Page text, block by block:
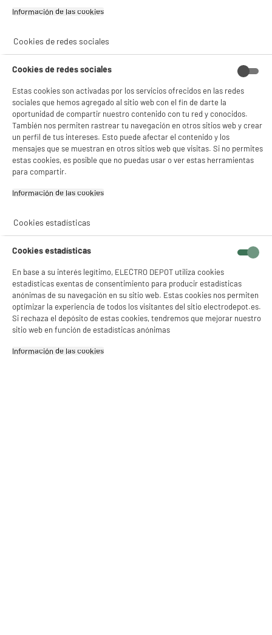
10 h
La autonomía es de 10 h, suficiente
para disfrutar de la música toda la
noche.
120 vatios
La potencia máxima es de 120
vatios.
USB-C
Conexión inalámbrica
sin cables.
TWS
Información de las cookies‎
Cookies de redes sociales
Cookies de redes sociales
Estas cookies son activadas por los servicios ofrecidos en las redes
sociales que hemos agregado al sitio web con el fin de darte la
oportunidad de compartir nuestro contenido con tu red y conocidos.
También nos permiten rastrear tu navegación en otros sitios web y crear
un perfil de tus intereses. Esto puede afectar el contenido y los
mensajes que se muestran en otros sitios web que visitas. Si no permites
estas cookies, es posible que no puedas usar o ver estas herramientas
para compartir.
Información de las cookies‎
Cookies estadísticas
Cookies estadísticas
En base a su interés legítimo, ELECTRO DEPOT utiliza cookies
estadísticas exentas de consentimiento para producir estadísticas
anónimas de su navegación en su sitio web. Estas cookies nos permiten
optimizar la experiencia de todos los visitantes del sitio electrodepot.es.
Si rechaza el depósito de estas cookies, tendremos que mejorar nuestro
sitio web en función de estadísticas anónimas
Información de las cookies‎